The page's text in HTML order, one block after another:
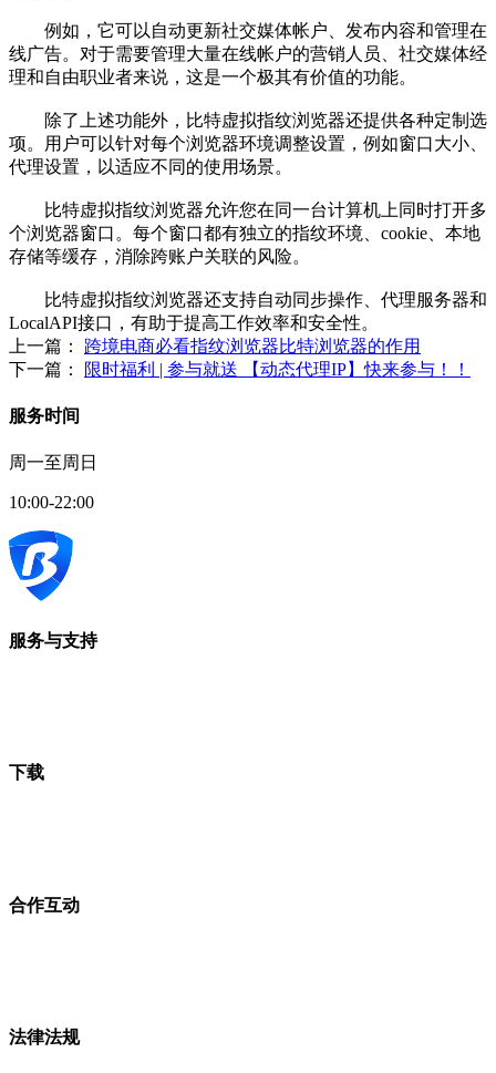
例如，它可以自动更新社交媒体帐户、发布内容和管理在
线广告。对于需要管理大量在线帐户的营销人员、社交媒体经
理和自由职业者来说，这是一个极其有价值的功能。
除了上述功能外，比特虚拟指纹浏览器还提供各种定制选
项。用户可以针对每个浏览器环境调整设置，例如窗口大小、
代理设置，以适应不同的使用场景。
比特虚拟指纹浏览器允许您在同一台计算机上同时打开多
个浏览器窗口。每个窗口都有独立的指纹环境、cookie、本地
存储等缓存，消除跨账户关联的风险。
比特虚拟指纹浏览器还支持自动同步操作、代理服务器和
LocalAPI接口，有助于提高工作效率和安全性。
上一篇： 跨境电商必看指纹浏览器比特浏览器的作用
下一篇：
限时福利 | 参与就送 【动态代理IP】快来参与！！
服务时间
周一至周日
10:00-22:00
服务与支持
下载
合作互动
法律法规